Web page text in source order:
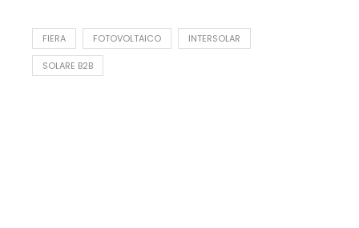
FIERA FOTOVOLTAICO INTERSOLAR
SOLARE B2B